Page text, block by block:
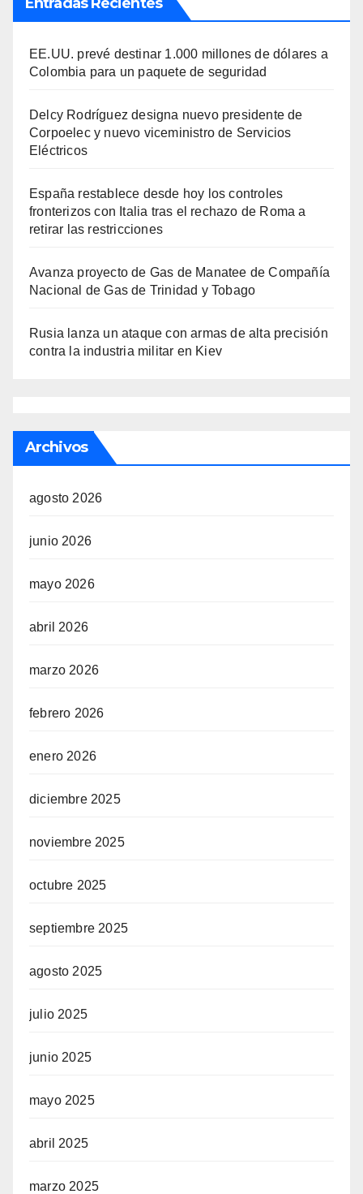
EE.UU. prevé destinar 1.000 millones de dólares a
Colombia para un paquete de seguridad
Delcy Rodríguez designa nuevo presidente de
Corpoelec y nuevo viceministro de Servicios
Eléctricos
España restablece desde hoy los controles
fronterizos con Italia tras el rechazo de Roma a
retirar las restricciones
Avanza proyecto de Gas de Manatee de Compañía
Nacional de Gas de Trinidad y Tobago
Rusia lanza un ataque con armas de alta precisión
contra la industria militar en Kiev
Archivos
agosto 2026
junio 2026
mayo 2026
abril 2026
marzo 2026
febrero 2026
enero 2026
diciembre 2025
noviembre 2025
octubre 2025
septiembre 2025
agosto 2025
julio 2025
junio 2025
mayo 2025
abril 2025
marzo 2025